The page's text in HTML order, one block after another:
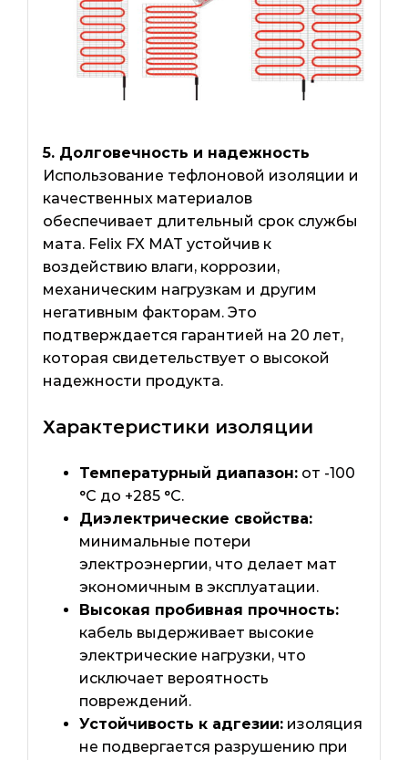
5. Долговечность и надежность
Использование тефлоновой изоляции и
качественных материалов
обеспечивает длительный срок службы
мата. Felix FX MAT устойчив к
воздействию влаги, коррозии,
механическим нагрузкам и другим
негативным факторам. Это
подтверждается гарантией на 20 лет,
которая свидетельствует о высокой
надежности продукта.
Характеристики изоляции
Температурный диапазон:от -100
°C до +285 °C.
Диэлектрические свойства:
минимальные потери
электроэнергии, что делает мат
экономичным в эксплуатации.
Высокая пробивная прочность:
кабель выдерживает высокие
электрические нагрузки, что
исключает вероятность
повреждений.
Устойчивость к адгезии:изоляция
не подвергается разрушению при